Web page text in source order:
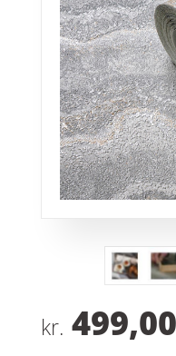
kr. 499,00